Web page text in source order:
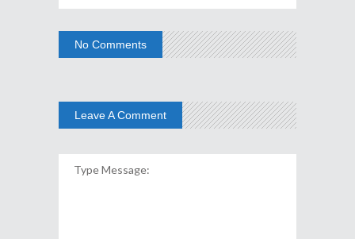
No Comments
Leave A Comment